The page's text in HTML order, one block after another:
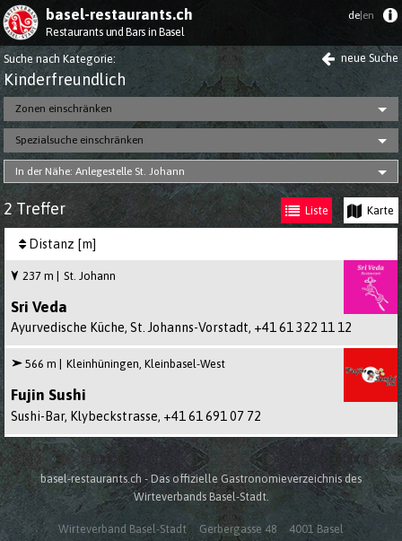
basel-restaurants.ch
Restaurants und Bars in Basel
de|en
Suche nach Kategorie: neue Suche
Kinder­freundlich
Zonen einschränken
Spezialsuche einschränken
In der Nähe: Anlegestelle St. Johann
2 Treffer Liste Karte
Distanz [m]
St. Johann
237 m
Sri Veda
Ayurvedische Küche, St. Johanns-Vorstadt, +41 61 322 11 12
Kleinhüningen, Kleinbasel-West
566 m
Fujin Sushi
Sushi-Bar, Klybeckstrasse, +41 61 691 07 72
basel-restaurants.ch - Das offizielle Gastronomieverzeichnis des
Wirteverbands Basel-Stadt.
Wirteverband Basel-Stadt Gerbergasse 48
4001 Basel